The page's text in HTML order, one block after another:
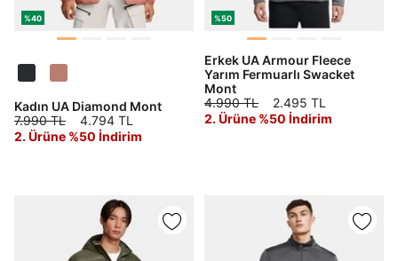
%40
Kadın UA Diamond Mont
7.990 TL
4.794 TL
2. Ürüne %50 İndirim
%50
Erkek UA Armour Fleece
Yarım Fermuarlı Swacket
Mont
4.990 TL
2.495 TL
2. Ürüne %50 İndirim